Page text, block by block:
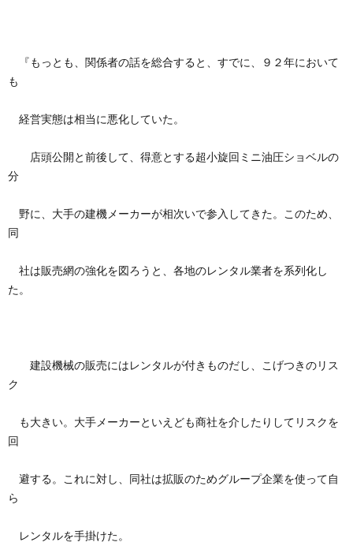
『もっとも、関係者の話を総合すると、すでに、９２年において
も
経営実態は相当に悪化していた。
店頭公開と前後して、得意とする超小旋回ミニ油圧ショベルの
分
野に、大手の建機メーカーが相次いで参入してきた。このため、
同
社は販売網の強化を図ろうと、各地のレンタル業者を系列化し
た。
建設機械の販売にはレンタルが付きものだし、こげつきのリス
ク
も大きい。大手メーカーといえども商社を介したりしてリスクを
回
避する。これに対し、同社は拡販のためグループ企業を使って自
ら
レンタルを手掛けた。